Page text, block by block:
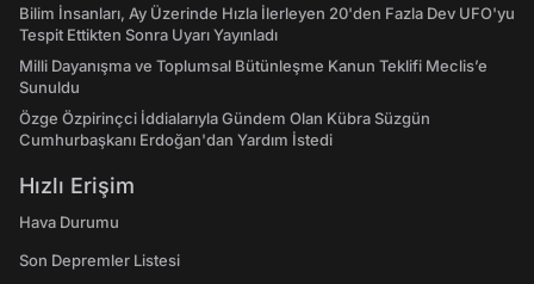
Bilim İnsanları, Ay Üzerinde Hızla İlerleyen 20'den Fazla Dev UFO'yu
Tespit Ettikten Sonra Uyarı Yayınladı
Milli Dayanışma ve Toplumsal Bütünleşme Kanun Teklifi Meclis’e
Sunuldu
Özge Özpirinçci İddialarıyla Gündem Olan Kübra Süzgün
Cumhurbaşkanı Erdoğan'dan Yardım İstedi
Hızlı Erişim
Hava Durumu
Son Depremler Listesi